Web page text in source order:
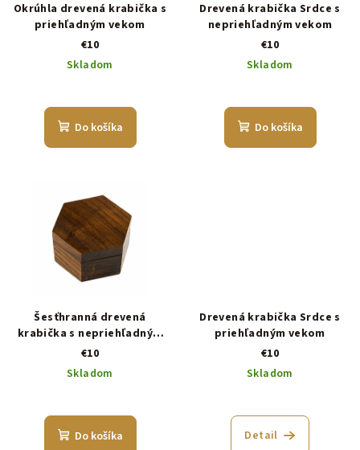
Okrúhla drevená krabička s
priehľadným vekom
€10
Skladom
Do košíka
Drevená krabička Srdce s
nepriehľadným vekom
€10
Skladom
Do košíka
Šesťhranná drevená
krabička s nepriehľadným
vekom
€10
Skladom
Do košíka
Drevená krabička Srdce s
priehľadným vekom
€10
Skladom
Detail